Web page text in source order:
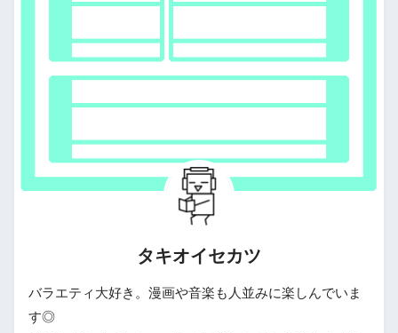
タキオイセカツ
バラエティ大好き。漫画や音楽も人並みに楽しんでいま
す◎